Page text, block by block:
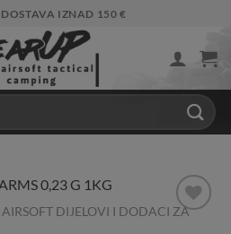
IZNAD 150 €
AIRSOFT DIJELOVI I DODACI ZA